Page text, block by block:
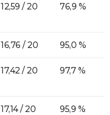
12,59 / 20 76,9 %
16,76 / 20 95,0 %
17,42 / 20 97,7 %
17,14 / 20 95,9 %